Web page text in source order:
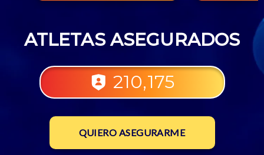
ATLETAS ASEGURADOS
210,175
QUIERO ASEGURARME